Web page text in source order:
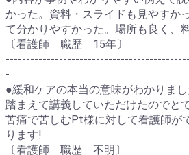
かった。資料・スライドも見やすか
て分かりやすかった。場所も良く、
〔看護師 職歴 15年〕
-
●緩和ケアの本当の意味がわかりま
踏まえて講義していただけたのでと
苦痛で苦しむPt様に対して看護師が
ります!
〔看護師 職歴 不明〕